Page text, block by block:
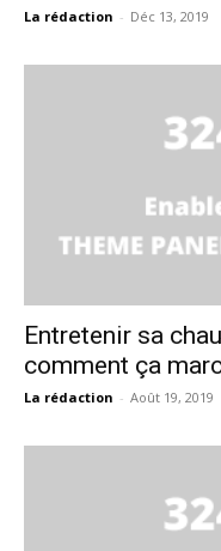
La rédaction - Déc 13, 2019
Entretenir sa
comment ça
La rédaction - Août 19, 2019